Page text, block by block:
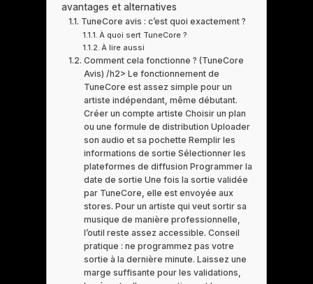
avantages et alternatives
TuneCore avis : c’est quoi exactement ?
À quoi sert TuneCore ?
À lire aussi
Comment cela fonctionne ? (TuneCore
Avis) /h2> Le fonctionnement de
TuneCore est assez simple pour un
artiste indépendant, même débutant.
Créer un compte artiste Choisir un plan
ou une formule de distribution Uploader
son audio et sa pochette Remplir les
informations de sortie Sélectionner les
plateformes de diffusion Programmer la
date de sortie Une fois la sortie validée
par TuneCore, elle est envoyée aux
stores. Pour un artiste qui veut sortir sa
musique de manière professionnelle,
l’outil reste assez accessible. Conseil
pratique : ne programmez pas votre
sortie à la dernière minute. Laissez une
marge suffisante pour les validations,